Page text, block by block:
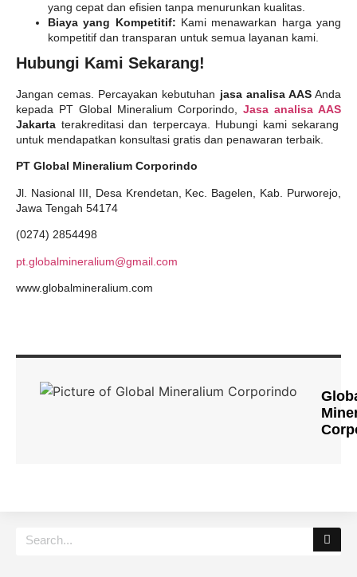
yang cepat dan efisien tanpa menurunkan kualitas.
Biaya yang Kompetitif: Kami menawarkan harga yang
kompetitif dan transparan untuk semua layanan kami.
Hubungi Kami Sekarang!
Jangan cemas. Percayakan kebutuhan jasa analisa AASAnda
kepada PT Global Mineralium Corporindo,Jasa analisa AAS
Jakarta terakreditasi dan terpercaya. Hubungi kami sekarang
untuk mendapatkan konsultasi gratis dan penawaran terbaik.
PT Global Mineralium Corporindo
Jl. Nasional III, Desa Krendetan, Kec. Bagelen, Kab. Purworejo,
Jawa Tengah 54174
(0274) 2854498
pt.globalmineralium@gmail.com
www.globalmineralium.com